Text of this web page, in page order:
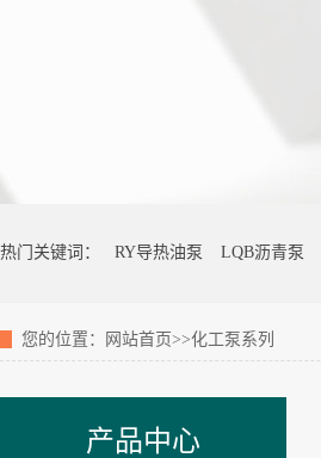
热门关键词： RY导热油泵 LQB沥青泵
您的位置： 网站首页>>化工泵系列
产品中心